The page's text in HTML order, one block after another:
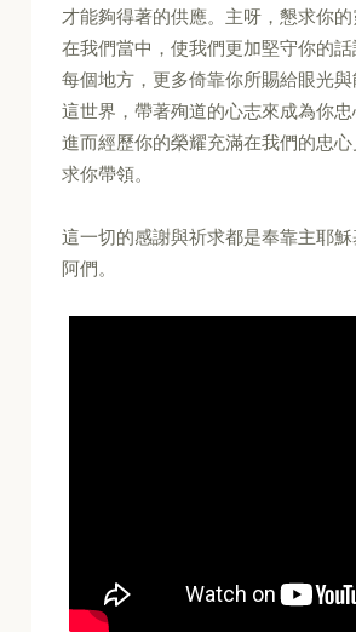
才能夠得著的供應。主呀，懇求你
在我們當中，使我們更加堅守你的
每個地方，更多倚靠你所賜給眼光
這世界，帶著殉道的心志來成為你忠
進而經歷你的榮耀充滿在我們的忠心
求你帶領。
這一切的感謝與祈求都是奉靠主耶穌
阿們。